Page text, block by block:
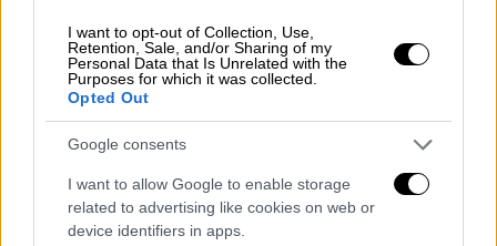
I want to opt-out of Collection, Use,
Retention, Sale, and/or Sharing of my
Personal Data that Is Unrelated with the
Purposes for which it was collected.
Opted Out
Google consents
I want to allow Google to enable storage
related to advertising like cookies on web or
device identifiers in apps.
οποία αυξήθηκε.«Φέτος ξεκινάμε ένα μήνα
νωρίτερα για να προλάβουμε αυτό που
έρχεται τον χειμώνα. Έτσι λοιπόν, όποιος
μπορεί συμμετέχει με 10 ευρώ αντί για 5»,
ενημέρωνε στη σχετική ανάρτησή του τον
Σεπτέμβριο του 2022.
Μάλιστα, σε άλλες αναρτήσεις ο